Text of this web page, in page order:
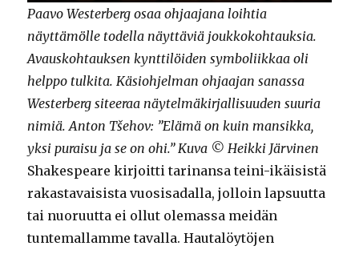
Paavo Westerberg osaa ohjaajana loihtia
näyttämölle todella näyttäviä joukkokohtauksia.
Avauskohtauksen kynttilöiden symboliikkaa oli
helppo tulkita. Käsiohjelman ohjaajan sanassa
Westerberg siteeraa näytelmäkirjallisuuden suuria
nimiä. Anton Tšehov: ”Elämä on kuin mansikka,
yksi puraisu ja se on ohi.” Kuva © Heikki Järvinen
Shakespeare kirjoitti tarinansa teini-ikäisistä
rakastavaisista vuosisadalla, jolloin lapsuutta
tai nuoruutta ei ollut olemassa meidän
tuntemallamme tavalla. Hautalöytöjen